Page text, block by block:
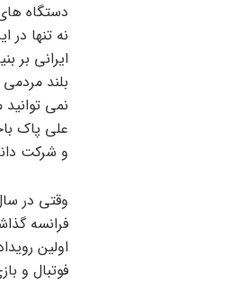
دستگاه
ایرانی بر
بلند
نمی توانید
علی پاک
و شرکت
اولین
فوتبال و